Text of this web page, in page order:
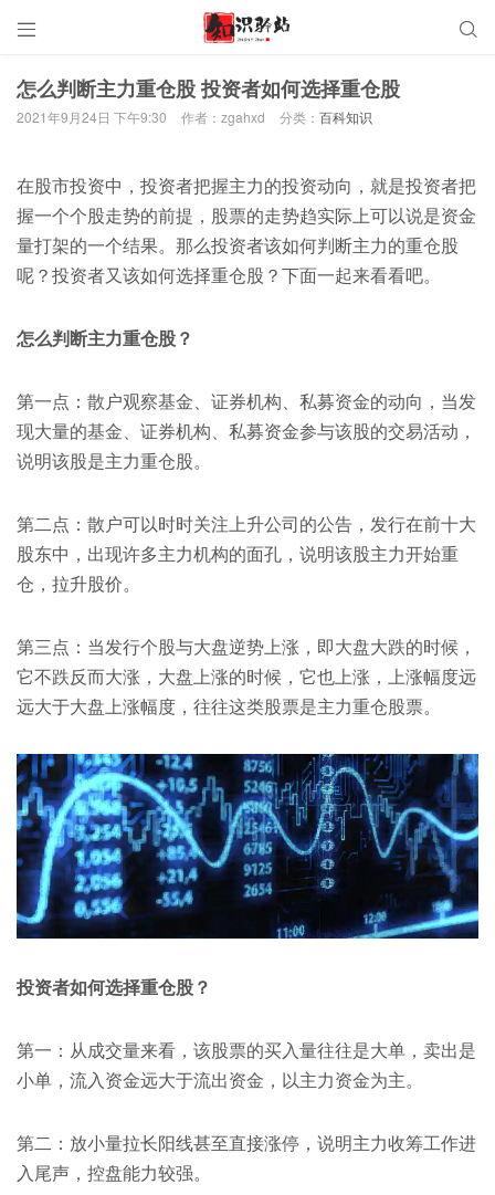
 
怎么判断主力重仓股 投资者如何选择重仓股
2021年9月24日 下午9:30 作者：zgahxd 分类： 百科知识
在股市投资中，投资者把握主力的投资动向，就是投资者把
握一个个股走势的前提，股票的走势趋实际上可以说是资金
量打架的一个结果。那么投资者该如何判断主力的重仓股
呢？投资者又该如何选择重仓股？下面一起来看看吧。
怎么判断主力重仓股？
第一点：散户观察基金、证券机构、私募资金的动向，当发
现大量的基金、证券机构、私募资金参与该股的交易活动，
说明该股是主力重仓股。
第二点：散户可以时时关注上升公司的公告，发行在前十大
股东中，出现许多主力机构的面孔，说明该股主力开始重
仓，拉升股价。
第三点：当发行个股与大盘逆势上涨，即大盘大跌的时候，
它不跌反而大涨，大盘上涨的时候，它也上涨，上涨幅度远
远大于大盘上涨幅度，往往这类股票是主力重仓股票。
投资者如何选择重仓股？
第一：从成交量来看，该股票的买入量往往是大单，卖出是
小单，流入资金远大于流出资金，以主力资金为主。
第二：放小量拉长阳线甚至直接涨停，说明主力收筹工作进
入尾声，控盘能力较强。